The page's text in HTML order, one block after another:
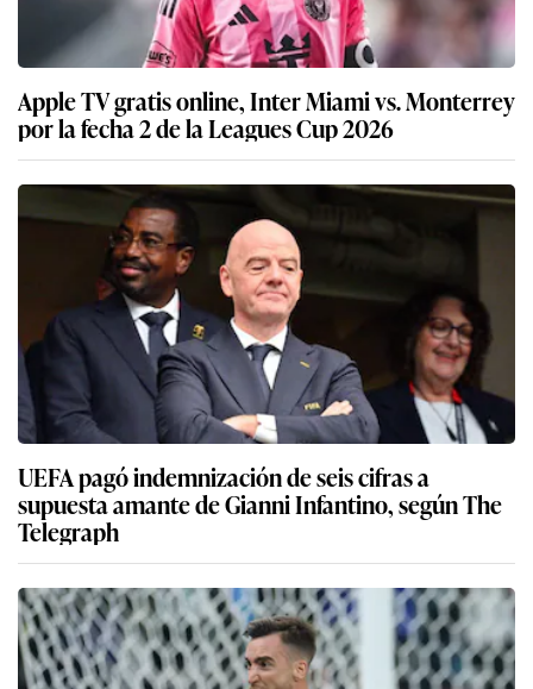
Apple TV gratis online, Inter Miami vs. Monterrey
por la fecha 2 de la Leagues Cup 2026
UEFA pagó indemnización de seis cifras a
supuesta amante de Gianni Infantino, según The
Telegraph